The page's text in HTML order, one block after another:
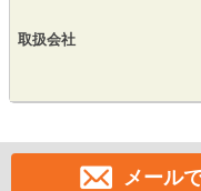
取扱会社
メール